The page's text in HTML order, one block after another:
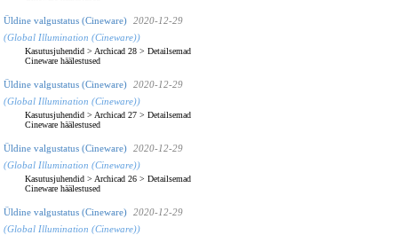
Üldine valgustatus (Cineware)
2020-12-29
(Global Illumination (Cineware))
Kasutusjuhendid > Archicad 28 > Detailsemad
Cineware häälestused
Üldine valgustatus (Cineware)
2020-12-29
(Global Illumination (Cineware))
Kasutusjuhendid > Archicad 27 > Detailsemad
Cineware häälestused
Üldine valgustatus (Cineware)
2020-12-29
(Global Illumination (Cineware))
Kasutusjuhendid > Archicad 26 > Detailsemad
Cineware häälestused
Üldine valgustatus (Cineware)
2020-12-29
(Global Illumination (Cineware))